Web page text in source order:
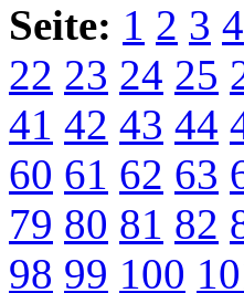
Seite: 1 2 3 4
22 23 24 25
41 42 43 44
60 61 62 63
79 80 81 82
98 99 100